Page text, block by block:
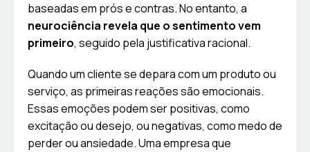
baseadas em prós e contras. No entanto, a
neurociência revela que o sentimento vem
primeiro, seguido pela justificativa racional.
Quando um cliente se depara com um produto ou
serviço, as primeiras reações são emocionais.
Essas emoções podem ser positivas, como
excitação ou desejo, ou negativas, como medo de
perder ou ansiedade. Uma empresa que